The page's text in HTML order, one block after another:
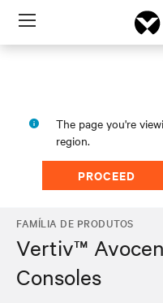
Menu
The page you're
region.
PROCEED
FAMÍLIA DE PRODUTOS
Vertiv™
Consoles